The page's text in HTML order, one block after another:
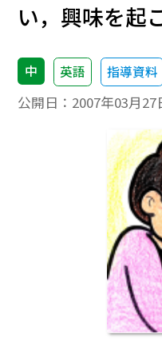
い，興味を起
中 英語 指導資料
公開日： 2007年03月27